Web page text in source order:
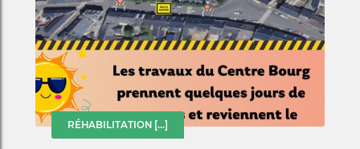
RÉHABILITATION [...]